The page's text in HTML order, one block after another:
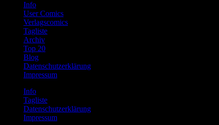
Info
User Comics
Verlagscomics
Tagliste
Archiv
Top 20
Blog
Datenschutzerklärung
Impressum
Info
Tagliste
Datenschutzerklärung
Impressum